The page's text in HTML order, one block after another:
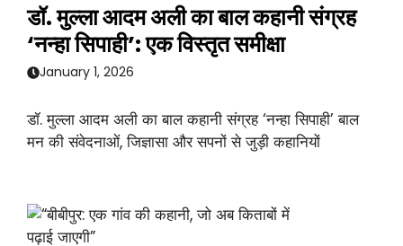
डॉ. मुल्ला आदम अली का बाल कहानी संग्रह
‘नन्हा सिपाही’: एक विस्तृत समीक्षा
January 1, 2026
डॉ. मुल्ला आदम अली का बाल कहानी संग्रह ‘नन्हा सिपाही’ बाल
मन की संवेदनाओं, जिज्ञासा और सपनों से जुड़ी कहानियों